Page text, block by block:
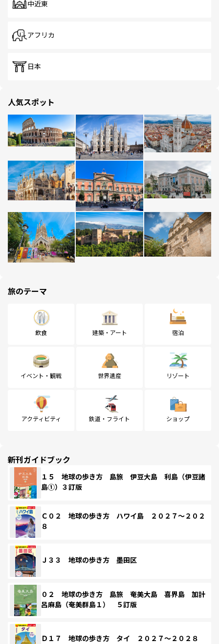
中近東
アフリカ
日本
人気スポット
旅のテーマ
飲食 建築・アート 宿泊
イベント・観戦 世界遺産 リゾート
アクティビティ 鉄道・フライト ショップ
新刊ガイドブック
１５ 地球の歩き方 島旅 伊豆大島 利島（伊豆諸
島①）３訂版
Ｃ０２ 地球の歩き方 ハワイ島 ２０２７～２０２
８
Ｊ３３ 地球の歩き方 墨田区
０２ 地球の歩き方 島旅 奄美大島 喜界島 加計
呂麻島（奄美群島１） ５訂版
Ｄ１７ 地球の歩き方 タイ ２０２７～２０２８